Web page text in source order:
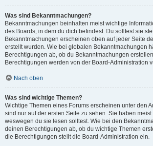
Was sind Bekanntmachungen?
Bekanntmachungen beinhalten meist wichtige
des Boards, in dem du dich befindest. Du solltest sie
Bekanntmachungen erscheinen oben auf jeder Seite
erstellt wurden. Wie bei globalen Bekanntmachungen
Berechtigungen ab, ob du Bekanntmachungen
Berechtigungen werden von der Board-Administration
Nach oben
Was sind wichtige Themen?
Wichtige Themen eines Forums erscheinen unter den
sind nur auf der ersten Seite zu sehen. Sie haben
weswegen du sie lesen solltest. Wie bei den
deinen Berechtigungen ab, ob du wichtige Themen
die Berechtigungen stellt die Board-Administration ein.